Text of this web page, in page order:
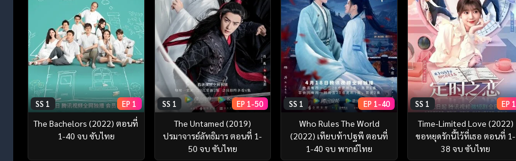
SS 1 EP 1
The Bachelors (2022) ตอนที่
1-40 จบ ซับไทย
SS 1 EP 1-50
The Untamed (2019)
ปรมาจารย์ลัทธิมาร ตอนที่ 1-
50 จบ ซับไทย
SS 1 EP 1-40
Who Rules The World
(2022) เทียบท้าปฐพี ตอนที่
1-40 จบ พากย์ไทย
SS 1 EP 1
Time-Limited Love (2022)
ขอหยุดรักนี้ไว้ที่เธอ ตอนที่ 1-
38 จบ ซับไทย